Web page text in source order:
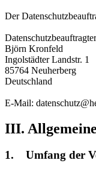
Der
Björn Kronfeld
Ingolstädter Landstr. 1
85764 Neuherberg
Deutschland
E-Mail:
III.
1. Umfang der